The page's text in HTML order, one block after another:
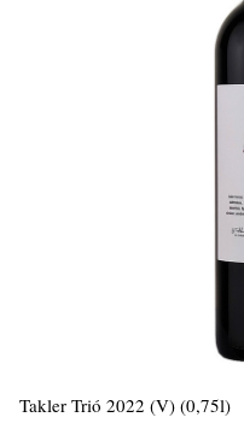
Takler Trió 2022 (V) (0,75l)